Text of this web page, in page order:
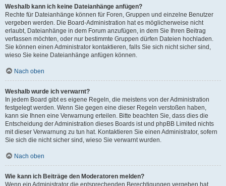
Weshalb kann ich keine Dateianhänge anfügen?
Rechte für Dateianhänge können für Foren, Gruppen und einzelne Benutzer
vergeben werden. Die Board-Administration hat es möglicherweise nicht
erlaubt, Dateianhänge in dem Forum anzufügen, in dem Sie Ihren Beitrag
verfassen möchten, oder nur bestimmte Gruppen dürfen Dateien hochladen.
Sie können einen Administrator kontaktieren, falls Sie sich nicht sicher sind,
wieso Sie keine Dateianhänge anfügen können.
Nach oben
Weshalb wurde ich verwarnt?
In jedem Board gibt es eigene Regeln, die meistens von der Administration
festgelegt werden. Wenn Sie gegen eine dieser Regeln verstoßen haben,
kann sie Ihnen eine Verwarnung erteilen. Bitte beachten Sie, dass dies die
Entscheidung der Administration dieses Boards ist und phpBB Limited nichts
mit dieser Verwarnung zu tun hat. Kontaktieren Sie einen Administrator, sofern
Sie sich die nicht sicher sind, wieso Sie verwarnt wurden.
Nach oben
Wie kann ich Beiträge den Moderatoren melden?
Wenn ein Administrator die entsprechenden Berechtigungen vergeben hat,